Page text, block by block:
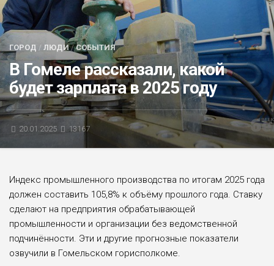
БЛИЦ-ОПРОС
АФИША
ГОРОД / ЛЮДИ/СОБЫТИЯ
В Гомеле рассказали, какой
будет зарплата в 2025 году
20.01.2025 13167
Индекс промышленного производства по итогам 2025 года
должен составить 105,8% к объёму прошлого года. Ставку
сделают на предприятия обрабатывающей
промышленности и организации без ведомственной
подчинённости. Эти и другие прогнозные показатели
озвучили в Гомельском горисполкоме.